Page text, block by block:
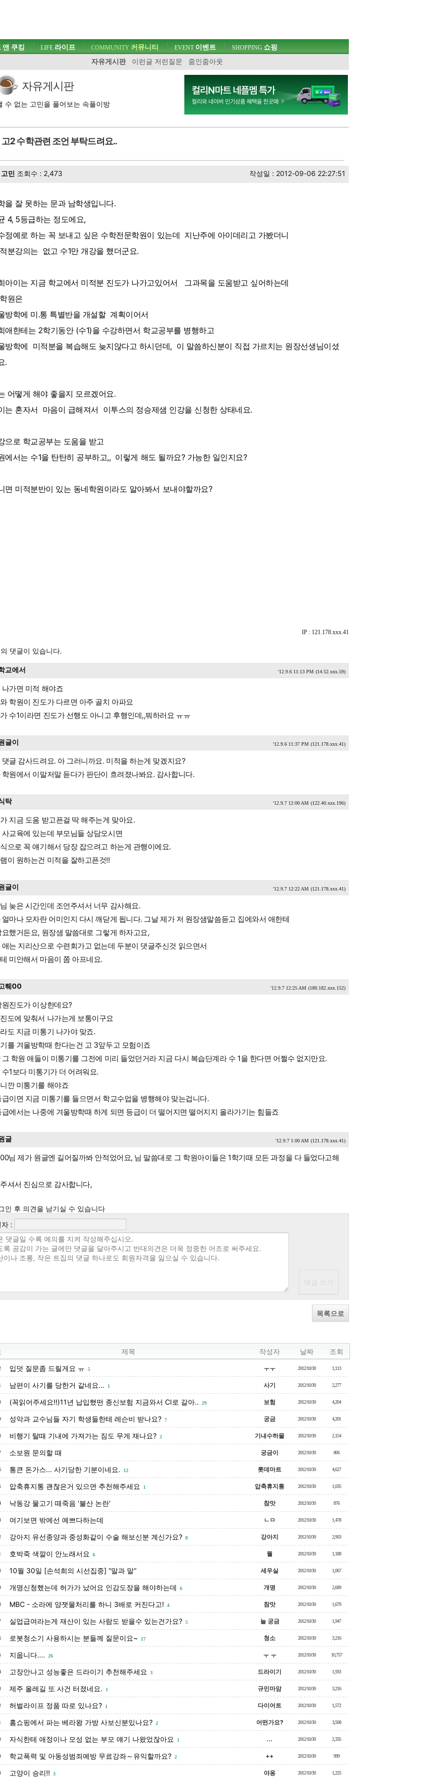
앤 쿠킹 LIFE 라이프 COMMUNITY 커뮤니티
자유게시판
이런글 저런질문 줌인줌아웃
EVENT이벤트 SHOPPING 쇼핑
자유게시판
수 없는 고민을 풀어보는 속풀이방
고2 수학관련 조언 부탁드려요..
고민 조회수 : 2,473 작성일 : 2012-09-06 22:27:51
을 잘 못하는 문과 남학생입니다.
4, 5등급하는 정도에요,
정예로 하는 꼭 보내고 싶은 수학전문학원이 있는데 지난주에 아이데리고 가봤더니
분강의는 없고 수1만 개강을 했더군요.
아이는 지금 학교에서 미적분 진도가 나가고있어서 그과목을 도움받고 싶어하는데
원은
방학에 미.통 특별반을 개설할 계획이어서
애한테는 2학기동안 (수1)을 수강하면서 학교공부를 병행하고
방학에 미적분을 복습해도 늦지않다고 하시던데, 이 말씀하신분이 직접 가르치는 원장선생님이셨
.
어떻게 해야 좋을지 모르겠어요.
는 혼자서 마음이 급해져서 이투스의 정승제샘 인강을 신청한 상태네요.
으로 학교공부는 도움을 받고
에서는 수1을 탄탄히 공부하고,, 이렇게 해도 될까요? 가능한 일인지요?
면 미적분반이 있는 동네학원이라도 알아봐서 보내야할까요?
IP : 121.178.xxx.41
댓글이 있습니다.
교에서 '12.9.6 11:13 PM (14.52.xxx.59)
나가면 미적 해야죠
학원이 진도가 다르면 아주 골치 아파요
수1이라면 진도가 선행도 아니고 후행인데,,뭐하러요 ㅠㅠ
글이 '12.9.6 11:37 PM (121.178.xxx.41)
댓글 감사드려요. 아 그러니까요. 미적을 하는게 맞겠지요?
학원에서 이말저말 듣다가 판단이 흐려졌나봐요. 감사합니다.
탁 '12.9.7 12:00 AM (122.40.xxx.196)
지금 도움 받고픈걸 딱 해주는게 맞아요.
사교육에 있는데 부모님들 상담오시면
으로 꼭 얘기해서 당장 잡으려고 하는게 관행이에요.
이 원하는건 미적을 잘하고픈것!!
글이 '12.9.7 12:22 AM (121.178.xxx.41)
늦은 시간인데 조언주셔서 너무 감사해요.
얼마나 모자란 어미인지 다시 깨닫게 됩니다. 그날 제가 저 원장샘말씀듣고 집에와서 애한테
요했거든요, 원장샘 말씀대로 그렇게 하자고요,
애는 지리산으로 수련회가고 없는데 두분이 댓글주신것 읽으면서
미안해서 마음이 쫌 아프네요.
뤠00 '12.9.7 12:25 AM (180.182.xxx.152)
원진도가 이상한데요?
도에 맞춰서 나가는게 보통이구요
도 지금 미통기 나가야 맞죠.
를 겨울방학때 한다는건 고 3앞두고 모험이죠
그 학원 애들이 미통기를 그전에 미리 들었던거라 지금 다시 복습단계라 수 1을 한다면 어쩔수 없지만요.
수1보다 미통기가 더 어려워요.
깐 미통기를 해야죠
급이면 지금 미통기를 들으면서 학교수업을 병행해야 맞는겁니다.
급에서는 나중에 겨울방학때 하게 되면 등급이 더 떨어지면 떨어지지 올라가기는 힘들죠
글 '12.9.7 1:00 AM (121.178.xxx.41)
님 제가 원글엔 길어질까봐 안적었어요, 님 말씀대로 그 학원아이들은 1학기때 모든 과정을 다 들었다고해
셔서 진심으로 감사합니다,
인 후 의견을 남기실 수 있습니다
자 :
목록으로
제목 작성자 날짜 조회
입덧 질문좀 드릴게요 ㅠ 5 ㅜㅜ 2012/10/30 1,113
남편이 사기를 당한거 같네요... 1 사기 2012/10/30 2,277
(꼭읽어주세요!!)11년 납입했떤 종신보험 지금와서 CI로 갈아.. 29 보험 2012/10/30 4,204
성악과 교수님들 자기 학생들한테 레슨비 받나요? 7 궁금 2012/10/30 4,201
비행기 탈때 기내에 가져가는 짐도 무게 재나요? 2 기내수하물 2012/10/30 2,154
소보원 문의할 때 궁금이 2012/10/30 806
통큰 돈가스... 사기당한 기분이네요. 12 롯데마트 2012/10/30 4,627
압축휴지통 괜찮은거 있으면 추천해주세요 1 압축휴지통 2012/10/30 1,035
낙동강 물고기 떼죽음 '불산 논란' 참맛 2012/10/30 876
여기보면 밖에선 예쁘다하는데 ㄴㅁ 2012/10/30 1,478
강아지 유선종양과 중성화같이 수술 해보신분 계신가요? 8 강아지 2012/10/30 2,903
호박죽 색깔이 안노래서요 6 뭘 2012/10/30 1,188
10월 30일 [손석희의 시선집중] “말과 말“ 세우실 2012/10/30 1,067
개명신청했는데 허가가 났어요 인감도장을 해야하는데 6 개명 2012/10/30 2,689
MBC - 소라에 양잿물처리를 하니 3배로 커진다고! 4 참맛 2012/10/30 1,679
실업급여라는게 재산이 있는 사람도 받을수 있는건가요? 5 늘 궁금 2012/10/30 1,947
로봇청소기 사용하시는 분들께 질문이요~ 17 청소 2012/10/30 3,216
지웁니다.... 26 ㅜ ㅜ 2012/10/30 10,757
고장안나고 성능좋은 드라이기 추천해주세요 3 드라이기 2012/10/30 1,933
제주 올레길 또 사건 터졌네요. 1 규민마암 2012/10/30 3,216
허벌라이프 정품 따로 있나요? 1 다이어트 2012/10/30 1,572
홈쇼핑에서 파는 베라왕 가방 사보신분있나요? 2 어떤가요? 2012/10/30 3,508
자식한테 애정이나 모성 없는 부모 얘기 나왔었잖아요 1 ... 2012/10/30 2,335
학교폭력 및 아동성범죄예방 무료강좌～유익할까요? 2 ++ 2012/10/30 999
고양이 승리!! 3 야옹 2012/10/30 1,225